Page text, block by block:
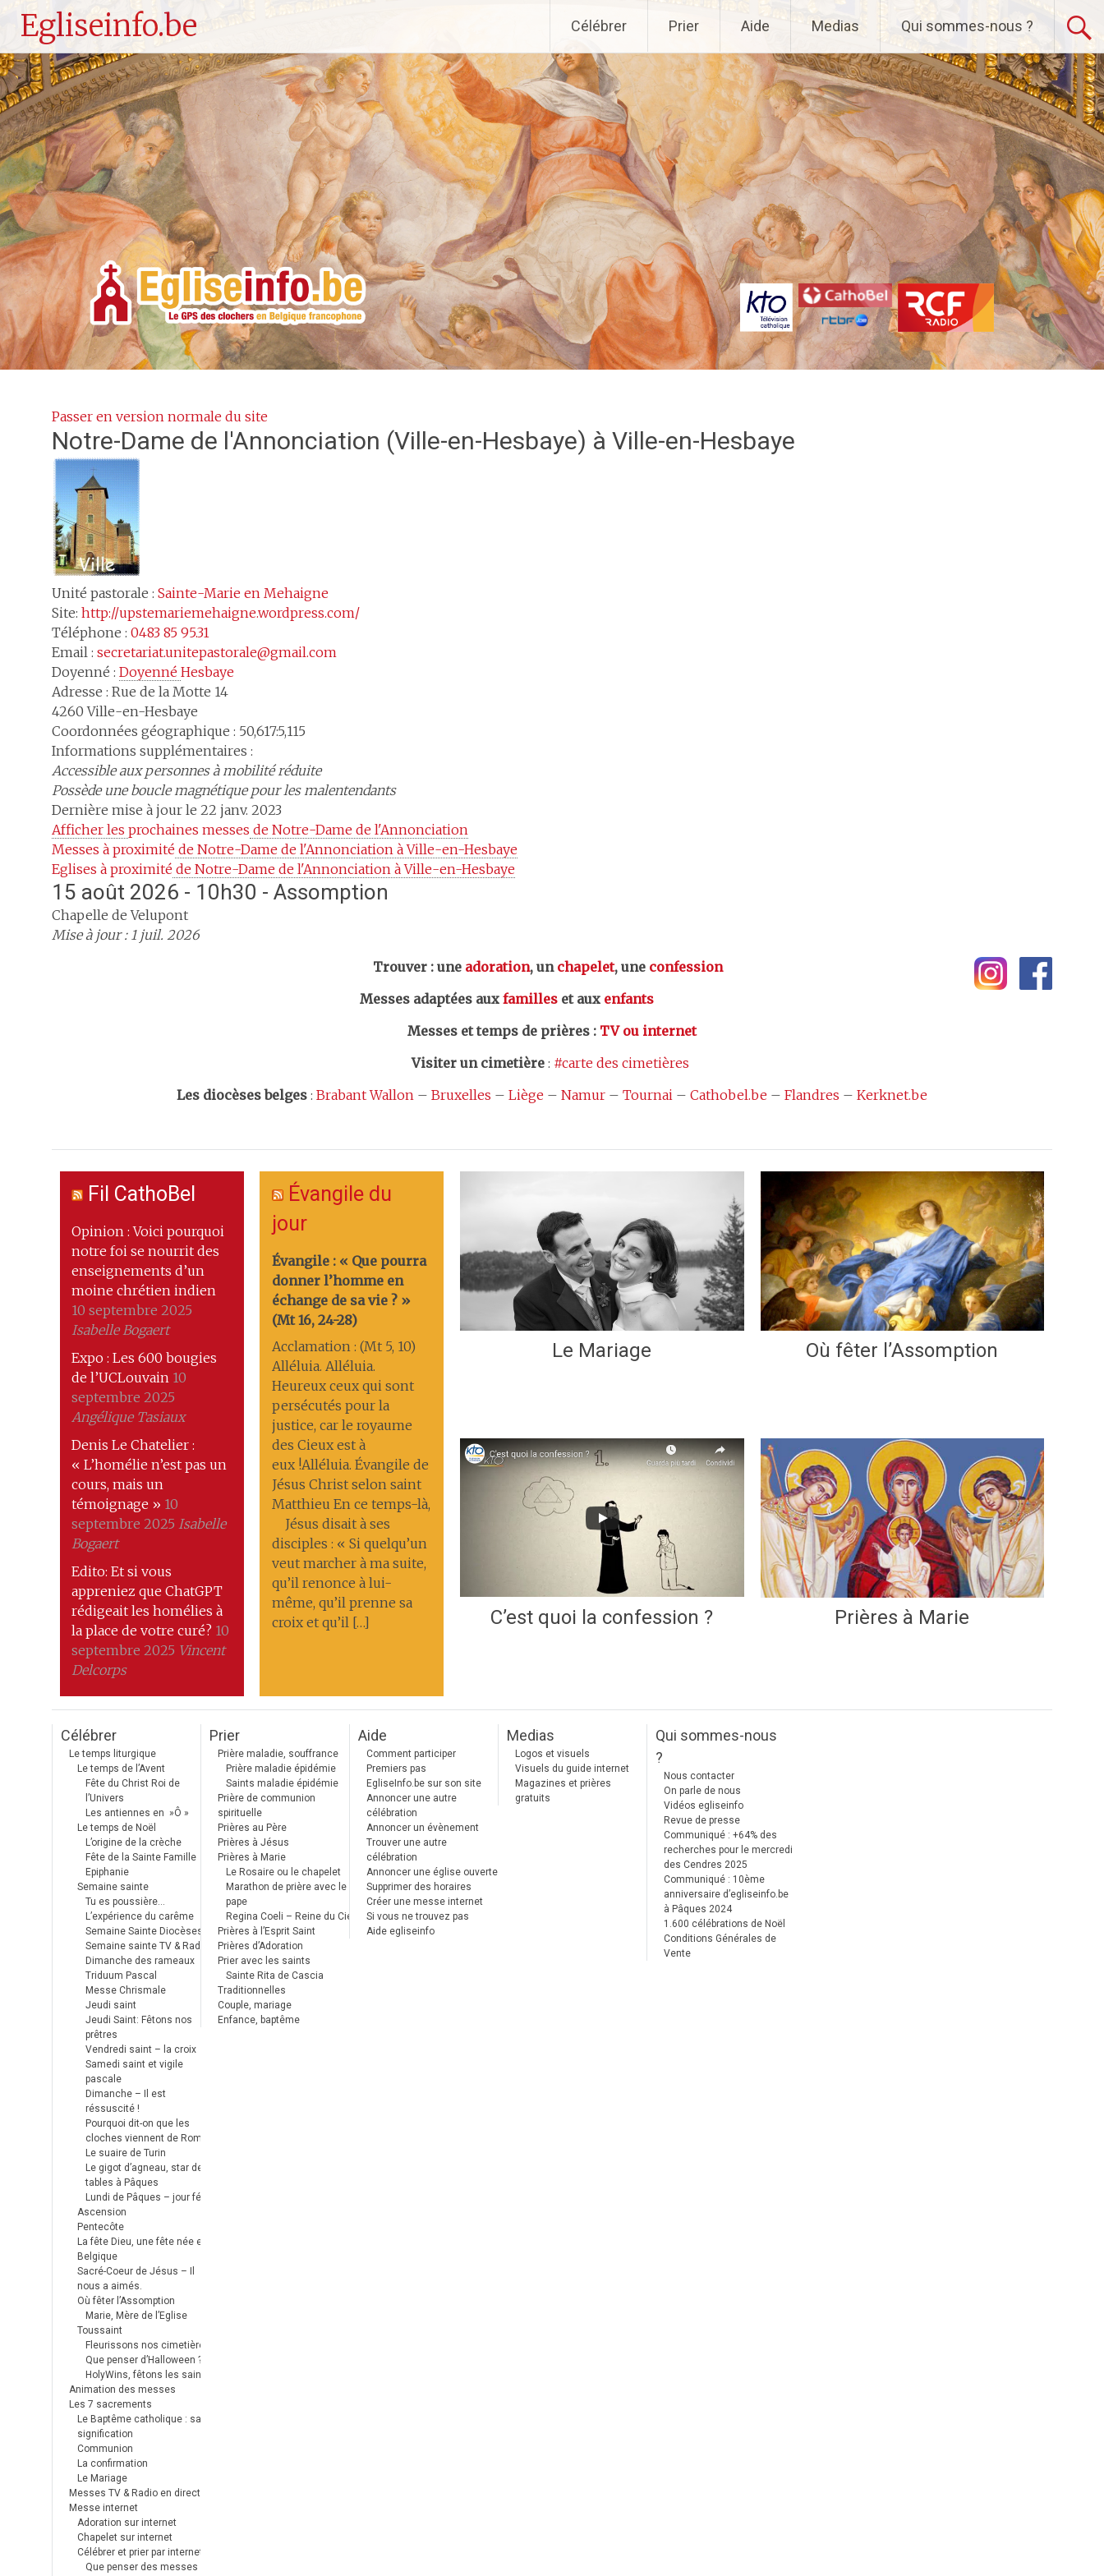
Egliseinfo.be
au
principal
Célébrer Prier Aide Medias Qui sommes-nous ?
Passer en version normale du site
Notre-Dame de l'Annonciation (Ville-en-Hesbaye) à Ville-en-Hesbaye
Unité pastorale : Sainte-Marie en Mehaigne
Site: http://upstemariemehaigne.wordpress.com/
Téléphone : 0483 85 95.31
Email : secretariat.unitepastorale@gmail.com
Doyenné : Doyenné Hesbaye
Adresse : Rue de la Motte 14
4260 Ville-en-Hesbaye
Coordonnées géographique : 50,617:5,115
Informations supplémentaires :
Accessible aux personnes à mobilité réduite
Possède une boucle magnétique pour les malentendants
Dernière mise à jour le 22 janv. 2023
Afficher les prochaines messes de Notre-Dame de l'Annonciation
Messes à proximité de Notre-Dame de l'Annonciation à Ville-en-Hesbaye
Eglises à proximité de Notre-Dame de l'Annonciation à Ville-en-Hesbaye
15 août 2026 - 10h30 - Assomption
Chapelle de Velupont
Mise à jour : 1 juil. 2026
Trouver : une adoration, un chapelet, une confession
Messes adaptées aux familles et aux enfants
Messes et temps de prières : TV ou internet
Visiter un cimetière : #carte des cimetières
Les diocèses belges : Brabant Wallon – Bruxelles – Liège – Namur – Tournai – Cathobel.be – Flandres – Kerknet.be
Fil CathoBel
Opinion : Voici pourquoi
notre foi se nourrit des
enseignements d’un
moine chrétien indien
10 septembre 2025
Isabelle Bogaert
Expo : Les 600 bougies
de l’UCLouvain 10
septembre 2025
Angélique Tasiaux
Denis Le Chatelier :
« L’homélie n’est pas un
cours, mais un
témoignage » 10
septembre 2025 Isabelle
Bogaert
Edito: Et si vous
appreniez que ChatGPT
rédigeait les homélies à
la place de votre curé? 10
septembre 2025 Vincent
Delcorps
Évangile du
jour
Évangile : « Que pourra
donner l’homme en
échange de sa vie ? »
(Mt 16, 24-28)
Acclamation : (Mt 5, 10)
Alléluia. Alléluia.
Heureux ceux qui sont
persécutés pour la
justice, car le royaume
des Cieux est à
eux !Alléluia. Évangile de
Jésus Christ selon saint
Matthieu En ce temps-là,
Jésus disait à ses
disciples : « Si quelqu’un
veut marcher à ma suite,
qu’il renonce à lui-
même, qu’il prenne sa
croix et qu’il […]
Le Mariage Où fêter l’Assomption
C’est quoi la confession ? Prières à Marie
Célébrer
Le temps liturgique
Le temps de l’Avent
Fête du Christ Roi de
l’Univers
Les antiennes en »Ô »
Le temps de Noël
L’origine de la crèche
Fête de la Sainte Famille
Epiphanie
Semaine sainte
Tu es poussière…
L’expérience du carême
Semaine Sainte Diocèses
Semaine sainte TV & Radio
Dimanche des rameaux
Triduum Pascal
Messe Chrismale
Jeudi saint
Jeudi Saint: Fêtons nos
prêtres
Vendredi saint – la croix
Samedi saint et vigile
pascale
Dimanche – Il est
réssuscité !
Pourquoi dit-on que les
cloches viennent de Rome ?
Le suaire de Turin
Le gigot d’agneau, star des
tables à Pâques
Lundi de Pâques – jour férié
Ascension
Pentecôte
La fête Dieu, une fête née en
Belgique
Sacré-Coeur de Jésus – Il
nous a aimés.
Où fêter l’Assomption
Marie, Mère de l’Eglise
Toussaint
Fleurissons nos cimetières
Que penser d’Halloween ?
HolyWins, fêtons les saints !
Animation des messes
Les 7 sacrements
Le Baptême catholique : sa
signification
Communion
La confirmation
Le Mariage
Messes TV & Radio en direct
Messe internet
Adoration sur internet
Chapelet sur internet
Célébrer et prier par internet
Que penser des messes
Prier
Prière maladie, souffrance
Prière maladie épidémie
Saints maladie épidémie
Prière de communion
spirituelle
Prières au Père
Prières à Jésus
Prières à Marie
Le Rosaire ou le chapelet
Marathon de prière avec le
pape
Regina Coeli – Reine du Ciel
Prières à l’Esprit Saint
Prières d’Adoration
Prier avec les saints
Sainte Rita de Cascia
Traditionnelles
Couple, mariage
Enfance, baptême
Aide
Comment participer
Premiers pas
EgliseInfo.be sur son site
Annoncer une autre
célébration
Annoncer un évènement
Trouver une autre
célébration
Annoncer une église ouverte
Supprimer des horaires
Créer une messe internet
Si vous ne trouvez pas
Aide egliseinfo
Medias
Logos et visuels
Visuels du guide internet
Magazines et prières
gratuits
Qui sommes-nous
?
Nous contacter
On parle de nous
Vidéos egliseinfo
Revue de presse
Communiqué : +64% des
recherches pour le mercredi
des Cendres 2025
Communiqué : 10ème
anniversaire d’egliseinfo.be
à Pâques 2024
1.600 célébrations de Noël
Conditions Générales de
Vente